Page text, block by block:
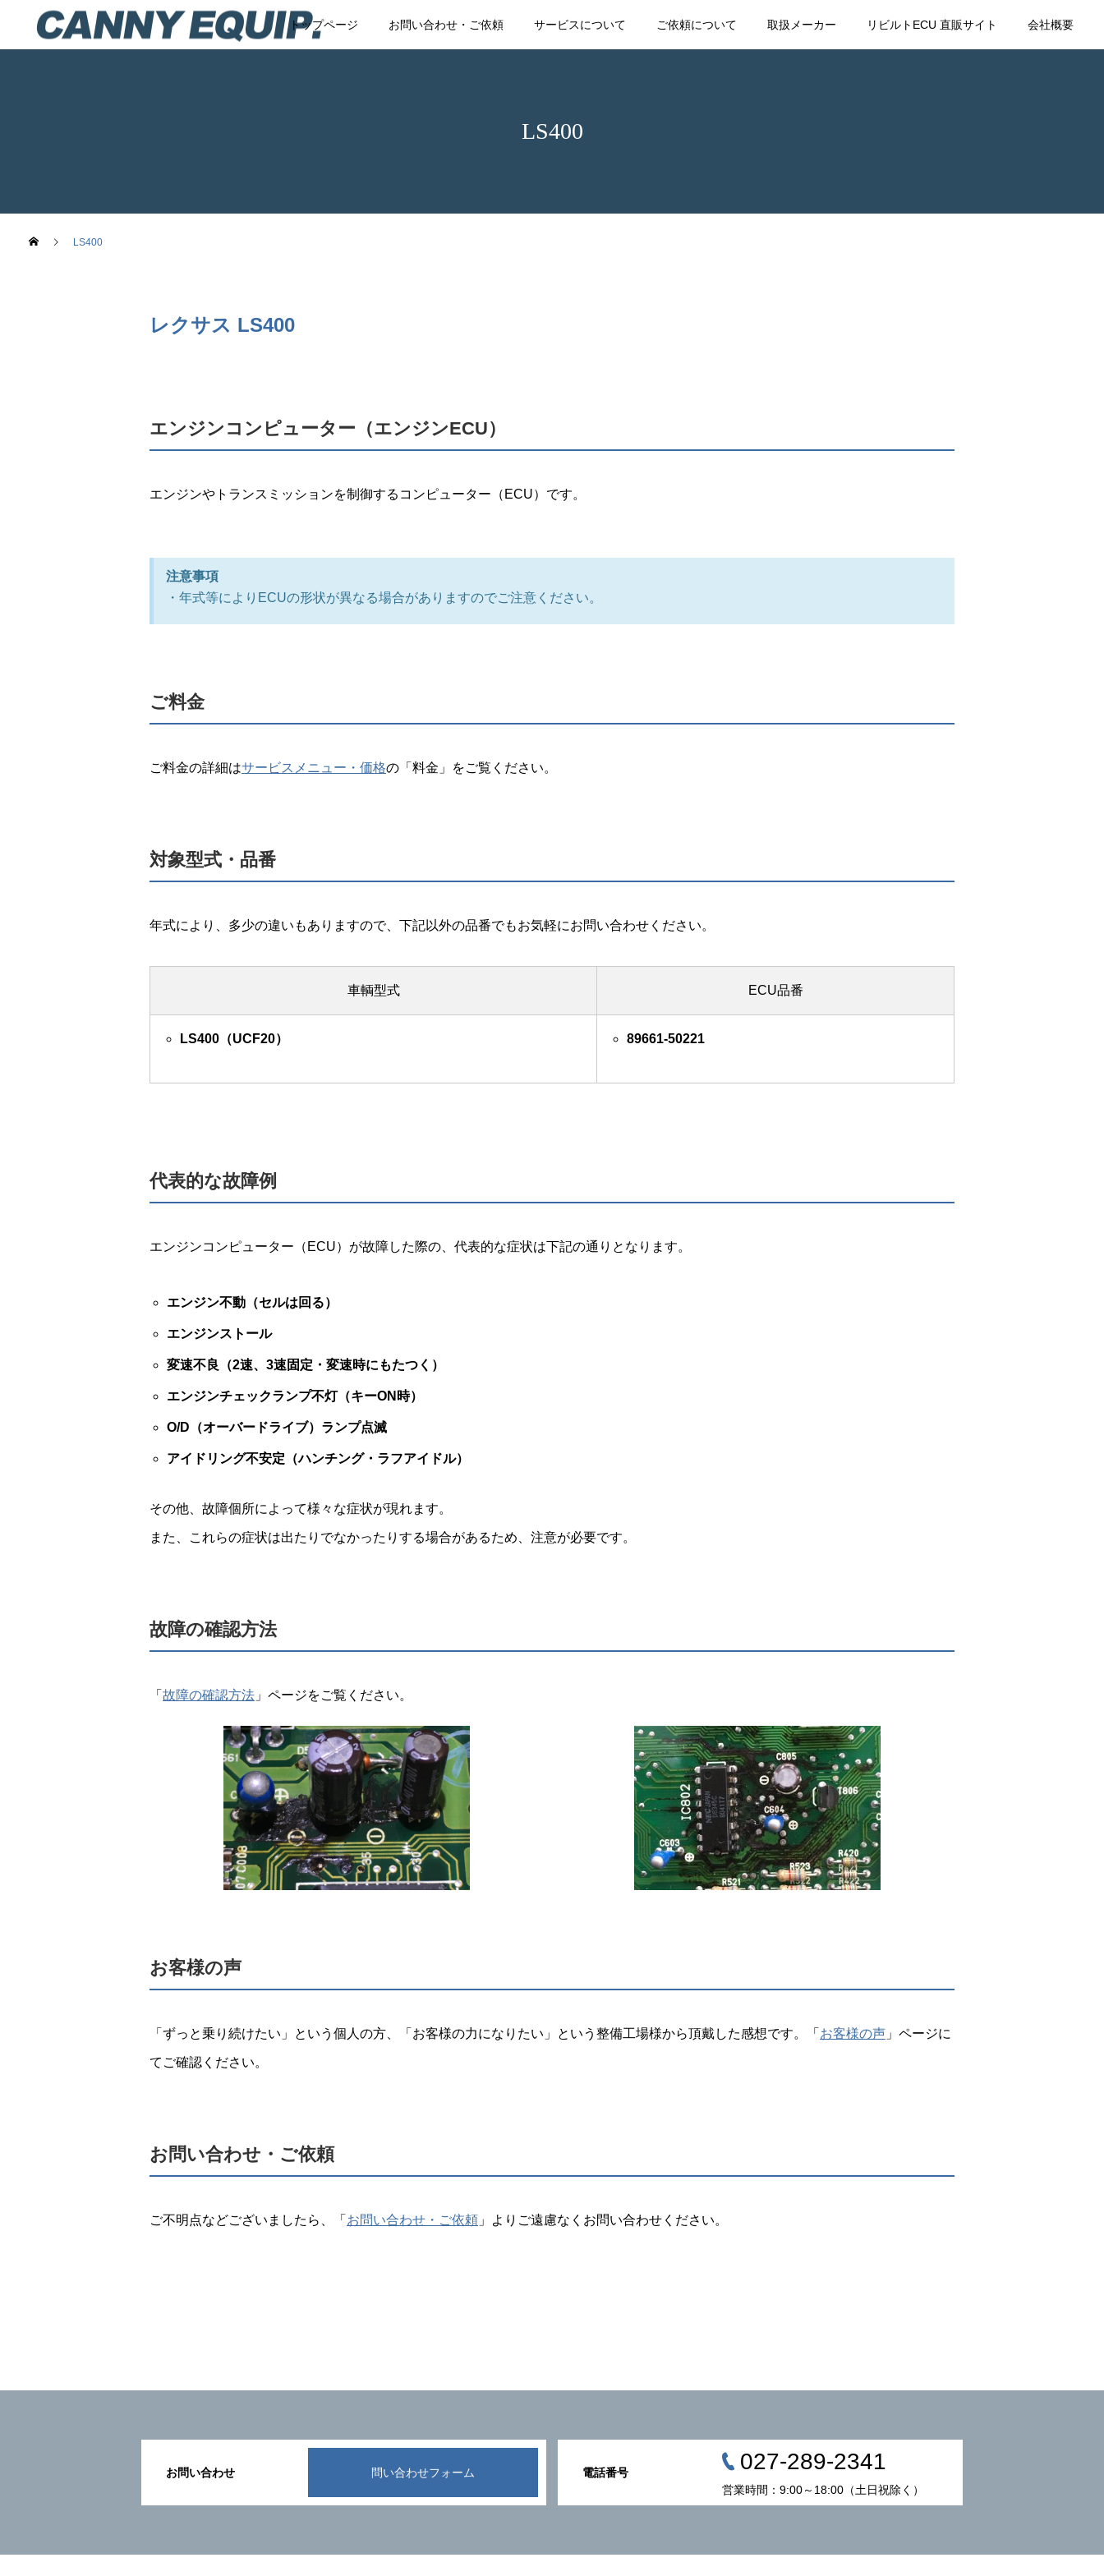
トップページ お問い合わせ・ご依頼 サービスについて ご依頼について 取扱メーカー リビルトECU 直販サイト 会社概要
LS400
LS400
レクサス LS400
エンジンコンピューター（エンジンECU）
エンジンやトランスミッションを制御するコンピューター（ECU）です。
注意事項
・年式等によりECUの形状が異なる場合がありますのでご注意ください。
ご料金
ご料金の詳細はサービスメニュー・価格の「料金」をご覧ください。
対象型式・品番
年式により、多少の違いもありますので、下記以外の品番でもお気軽にお問い合わせください。
車輌型式 ECU品番
LS400（UCF20） 89661-50221
代表的な故障例
エンジンコンピューター（ECU）が故障した際の、代表的な症状は下記の通りとなります。
エンジン不動（セルは回る）
エンジンストール
変速不良（2速、3速固定・変速時にもたつく）
エンジンチェックランプ不灯（キーON時）
O/D（オーバードライブ）ランプ点滅
アイドリング不安定（ハンチング・ラフアイドル）
その他、故障個所によって様々な症状が現れます。
また、これらの症状は出たりでなかったりする場合があるため、注意が必要です。
故障の確認方法
「 故障の確認方法 」ページをご覧ください。
お客様の声
「ずっと乗り続けたい」という個人の方、「お客様の力になりたい」という整備工場様から頂戴した感想です。「 お客様の声 」ページに
てご確認ください。
お問い合わせ・ご依頼
ご不明点などございましたら、「 お問い合わせ・ご依頼 」よりご遠慮なくお問い合わせください。
お問い合わせ 問い合わせフォーム 電話番号 027-289-2341
営業時間：9:00～18:00（土日祝除く）